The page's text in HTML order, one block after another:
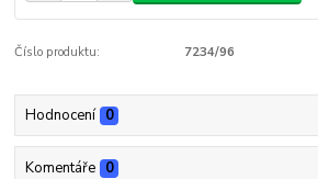
Číslo produktu: 7234/96
Hodnocení 0
Komentáře 0